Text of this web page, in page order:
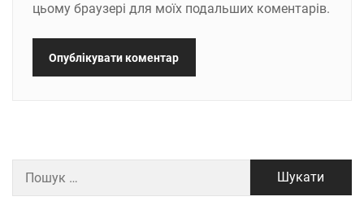
цьому браузері для моїх подальших коментарів.